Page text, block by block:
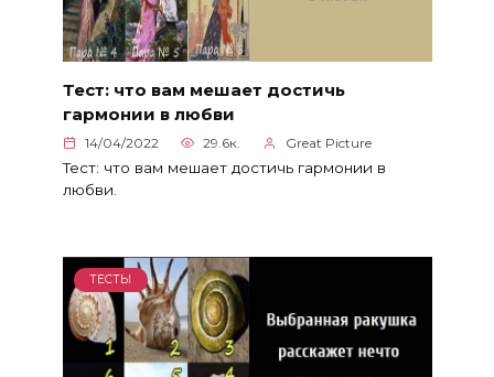
Тест: что вам мешает достичь
гармонии в любви
14/04/2022 29.6к. Great Picture
Тест: что вам мешает достичь гармонии в
любви.
ТЕСТЫ